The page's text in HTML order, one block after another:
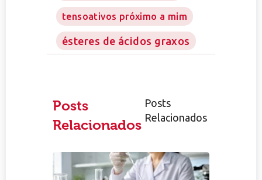
tensoativos próximo a mim
ésteres de ácidos graxos
Posts
Relacionados
Posts
Relacionados